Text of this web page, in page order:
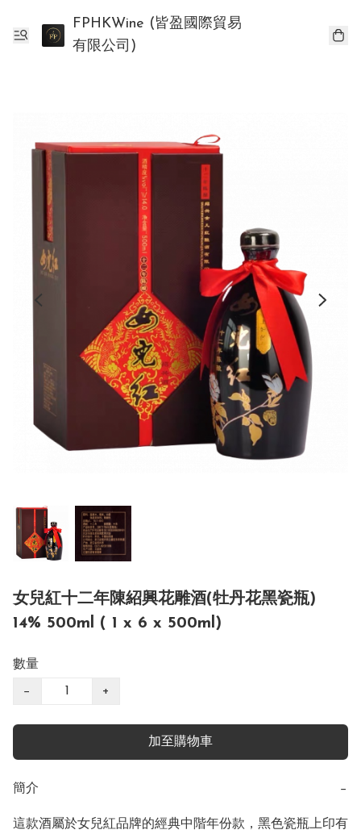
FPHKWine (皆盈國際貿易
有限公司)
女兒紅十二年陳紹興花雕酒(牡丹花黑瓷瓶)
14% 500ml ( 1 x 6 x 500ml)
數量
− +
加至購物車
簡介 −
這款酒屬於女兒紅品牌的經典中階年份款，黑色瓷瓶上印有